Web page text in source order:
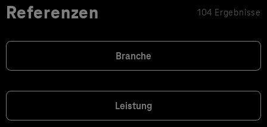
Referenzen 104 Ergebnisse
Branche
Leistung